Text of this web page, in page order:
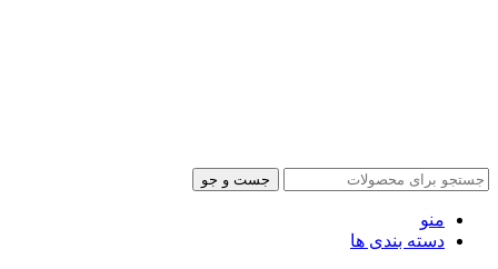
جست و جو
منو
دسته بندی ها